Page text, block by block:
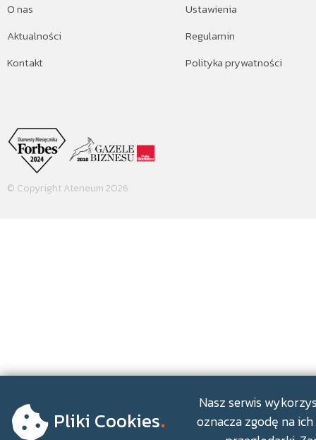
O nas
Aktualności
Kontakt
Ustawienia
Regulamin
Polityka prywatności
© Copyright Ateneum 2026
Pliki Cookies.
Nasz serwis
oznacza zgodę na